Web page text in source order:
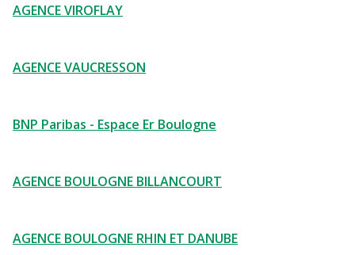
AGENCE VIROFLAY
AGENCE VAUCRESSON
BNP Paribas - Espace Er Boulogne
AGENCE BOULOGNE BILLANCOURT
AGENCE BOULOGNE RHIN ET DANUBE